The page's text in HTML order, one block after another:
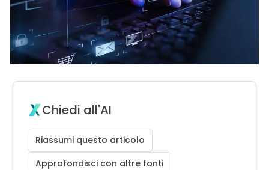
Chiedi all'AI
Riassumi questo articolo
Approfondisci con altre fonti